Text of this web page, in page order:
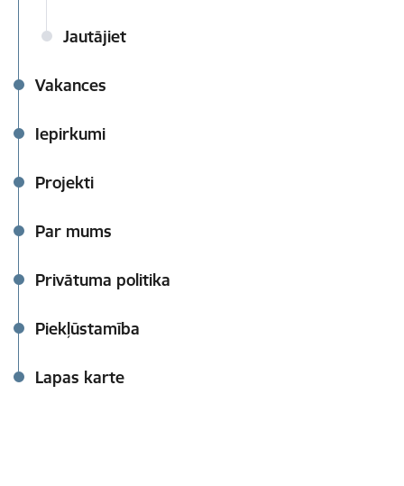
Jautājiet
Vakances
Iepirkumi
Projekti
Par mums
Privātuma politika
Piekļūstamība
Lapas karte